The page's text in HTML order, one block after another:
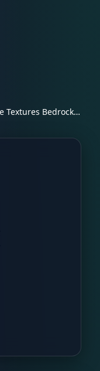
精准纹理基岩版 Accurate Textures Bedrock ed.